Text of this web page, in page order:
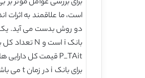
است، ما علاقمند به اثرات